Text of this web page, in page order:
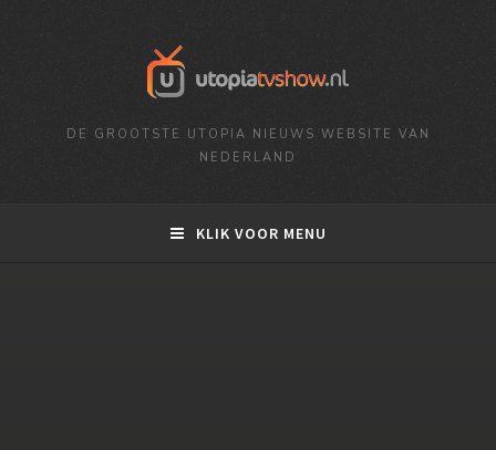
DE GROOTSTE UTOPIA NIEUWS WEBSITE VAN
NEDERLAND
KLIK VOOR MENU